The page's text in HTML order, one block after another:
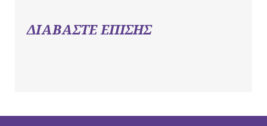
ΔΙΑΒΑΣΤΕ ΕΠΙΣΗΣ